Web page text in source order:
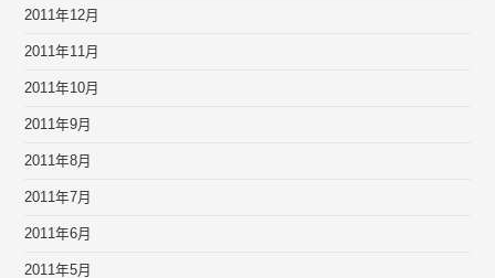
2011年12月
2011年11月
2011年10月
2011年9月
2011年8月
2011年7月
2011年6月
2011年5月